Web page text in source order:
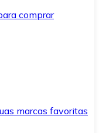
comprar
marcas favoritas